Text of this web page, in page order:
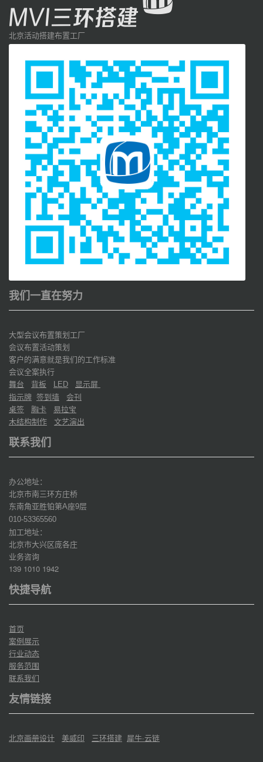
北京活动搭建布置工厂
我们一直在努力
大型会议布置策划工厂
会议布置活动策划
客户的满意就是我们的工作标准
会议全案执行
舞台
背板 LED
显示屏
指示牌 签到墙
会刊
桌签
胸卡
易拉宝
木结构制作
文艺演出
联系我们
办公地址：
北京市南三环方庄桥
东南角亚胜铂第A座9层
010-53365560
加工地址：
北京市大兴区庞各庄
业务咨询
139 1010 1942
快捷导航
首页
案例展示
行业动态
服务范围
联系我们
友情链接
北京画册设计 美威印 三环搭建 犀牛·云链